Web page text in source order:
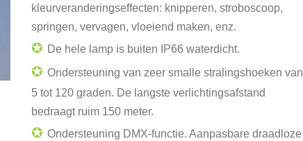
kleurveranderingseffecten: knipperen, stroboscoop,
springen, vervagen, vloeiend maken, enz.
✪ De hele lamp is buiten IP66 waterdicht.
✪ Ondersteuning van zeer smalle stralingshoeken van
5 tot 120 graden. De langste verlichtingsafstand
bedraagt ruim 150 meter.
✪ Ondersteuning DMX-functie. Aanpasbare draadloze